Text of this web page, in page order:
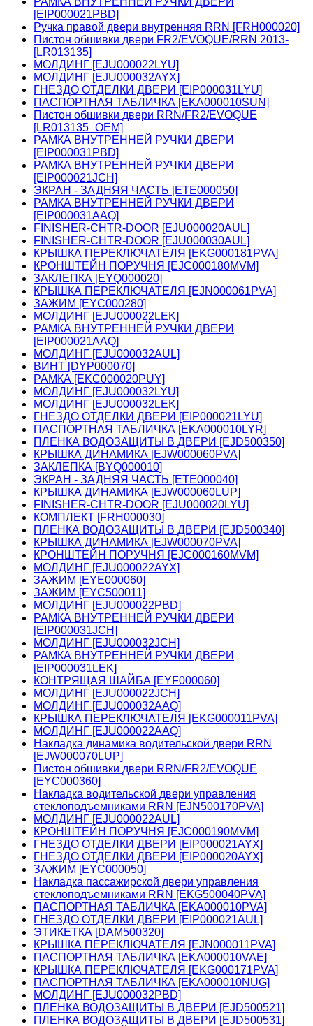
[EIP000021PBD]
Ручка правой двери внутренняя RRN [FRH000020]
Пистон обшивки двери FR2/EVOQUE/RRN 2013-
[LR013135]
МОЛДИНГ [EJU000022LYU]
МОЛДИНГ [EJU000032AYX]
ГНЕЗДО ОТДЕЛКИ ДВЕРИ [EIP000031LYU]
ПАСПОРТНАЯ ТАБЛИЧКА [EKA000010SUN]
Пистон обшивки двери RRN/FR2/EVOQUE
[LR013135_OEM]
РАМКА ВНУТРЕННЕЙ РУЧКИ ДВЕРИ
[EIP000031PBD]
РАМКА ВНУТРЕННЕЙ РУЧКИ ДВЕРИ
[EIP000021JCH]
ЭКРАН - ЗАДНЯЯ ЧАСТЬ [ETE000050]
РАМКА ВНУТРЕННЕЙ РУЧКИ ДВЕРИ
[EIP000031AAQ]
FINISHER-CHTR-DOOR [EJU000020AUL]
FINISHER-CHTR-DOOR [EJU000030AUL]
КРЫШКА ПЕРЕКЛЮЧАТЕЛЯ [EKG000181PVA]
КРОНШТЕЙН ПОРУЧНЯ [EJC000180MVM]
ЗАКЛЕПКА [EYQ000020]
КРЫШКА ПЕРЕКЛЮЧАТЕЛЯ [EJN000061PVA]
ЗАЖИМ [EYC000280]
МОЛДИНГ [EJU000022LEK]
РАМКА ВНУТРЕННЕЙ РУЧКИ ДВЕРИ
[EIP000021AAQ]
МОЛДИНГ [EJU000032AUL]
ВИНТ [DYP000070]
РАМКА [EKC000020PUY]
МОЛДИНГ [EJU000032LYU]
МОЛДИНГ [EJU000032LEK]
ГНЕЗДО ОТДЕЛКИ ДВЕРИ [EIP000021LYU]
ПАСПОРТНАЯ ТАБЛИЧКА [EKA000010LYR]
ПЛЕНКА ВОДОЗАЩИТЫ В ДВЕРИ [EJD500350]
КРЫШКА ДИНАМИКА [EJW000060PVA]
ЗАКЛЕПКА [BYQ000010]
ЭКРАН - ЗАДНЯЯ ЧАСТЬ [ETE000040]
КРЫШКА ДИНАМИКА [EJW000060LUP]
FINISHER-CHTR-DOOR [EJU000020LYU]
КОМПЛЕКТ [FRH000030]
ПЛЕНКА ВОДОЗАЩИТЫ В ДВЕРИ [EJD500340]
КРЫШКА ДИНАМИКА [EJW000070PVA]
КРОНШТЕЙН ПОРУЧНЯ [EJC000160MVM]
МОЛДИНГ [EJU000022AYX]
ЗАЖИМ [EYE000060]
ЗАЖИМ [EYC500011]
МОЛДИНГ [EJU000022PBD]
РАМКА ВНУТРЕННЕЙ РУЧКИ ДВЕРИ
[EIP000031JCH]
МОЛДИНГ [EJU000032JCH]
РАМКА ВНУТРЕННЕЙ РУЧКИ ДВЕРИ
[EIP000031LEK]
КОНТРЯЩАЯ ШАЙБА [EYF000060]
МОЛДИНГ [EJU000022JCH]
МОЛДИНГ [EJU000032AAQ]
КРЫШКА ПЕРЕКЛЮЧАТЕЛЯ [EKG000011PVA]
МОЛДИНГ [EJU000022AAQ]
Накладка динамика водительской двери RRN
[EJW000070LUP]
Пистон обшивки двери RRN/FR2/EVOQUE
[EYC000360]
Накладка водительской двери управления
стеклоподъемниками RRN [EJN500170PVA]
МОЛДИНГ [EJU000022AUL]
КРОНШТЕЙН ПОРУЧНЯ [EJC000190MVM]
ГНЕЗДО ОТДЕЛКИ ДВЕРИ [EIP000021AYX]
ГНЕЗДО ОТДЕЛКИ ДВЕРИ [EIP000020AYX]
ЗАЖИМ [EYC000050]
Накладка пассажирской двери управления
стеклоподъемниками RRN [EKG500040PVA]
ПАСПОРТНАЯ ТАБЛИЧКА [EKA000010PVA]
ГНЕЗДО ОТДЕЛКИ ДВЕРИ [EIP000021AUL]
ЭТИКЕТКА [DAM500320]
КРЫШКА ПЕРЕКЛЮЧАТЕЛЯ [EJN000011PVA]
ПАСПОРТНАЯ ТАБЛИЧКА [EKA000010VAE]
КРЫШКА ПЕРЕКЛЮЧАТЕЛЯ [EKG000171PVA]
ПАСПОРТНАЯ ТАБЛИЧКА [EKA000010NUG]
МОЛДИНГ [EJU000032PBD]
ПЛЕНКА ВОДОЗАЩИТЫ В ДВЕРИ [EJD500521]
ПЛЕНКА ВОДОЗАЩИТЫ В ДВЕРИ [EJD500531]